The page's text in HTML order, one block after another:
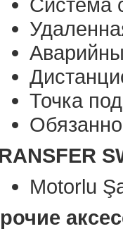
Точка
Motorlu